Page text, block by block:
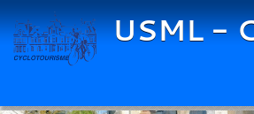
USML -
Panneau de gestion des cookies